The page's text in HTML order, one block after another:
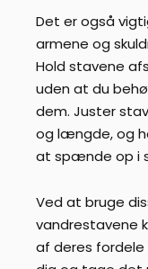
Det er også
armene og
Hold stavene
uden at du
dem. Juster
og længde, og
at spænde op i
Ved at bruge
vandrestavene
af deres fordele